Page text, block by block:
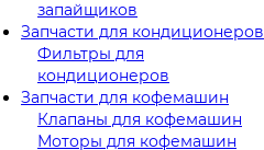
запайщиков
Запчасти для кондиционеров
Фильтры для
кондиционеров
Запчасти для кофемашин
Клапаны для кофемашин
Моторы для кофемашин